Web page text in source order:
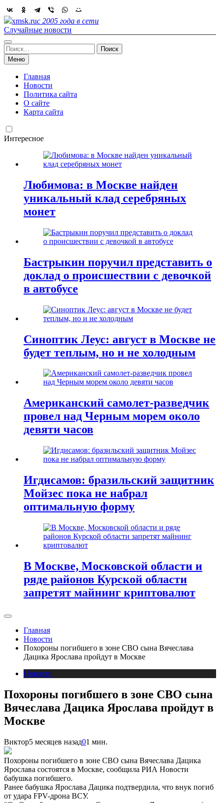
Skip
to
content
xmsk.ruс 2005 года в сети
Случайные новости
Найти:
Меню
Главная
Новости
Политика сайта
О сайте
Карта сайта
Интересное
Любимова: в Москве найден
уникальный клад серебряных
монет
Бастрыкин поручил представить о
доклад о происшествии с девочкой
в автобусе
Синоптик Леус: август в Москве не
будет теплым, но и не холодным
Американский самолет-разведчик
провел над Черным морем около
девяти часов
Игдисамов: бразильский защитник
Мойзес пока не набрал
оптимальную форму
В Москве, Московской области и
ряде районов Курской области
запретят майнинг криптовалют
Главная
Новости
Похороны погибшего в зоне СВО сына Вячеслава
Дацика Ярослава пройдут в Москве
Новости
Похороны погибшего в зоне СВО сына
Вячеслава Дацика Ярослава пройдут в
Москве
Виктор5 месяцев назад01 мин.
Похороны погибшего в зоне СВО сына Вячеслава Дацика
Ярослава состоятся в Москве, сообщила РИА Новости
бабушка погибшего.
Ранее бабушка Ярослава Дацика подтвердила, что внук погиб
от удара FPV-дрона ВСУ.